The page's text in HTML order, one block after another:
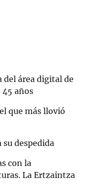
del área digital de
años
que más llovió
despedida
con la
La Ertzaintza